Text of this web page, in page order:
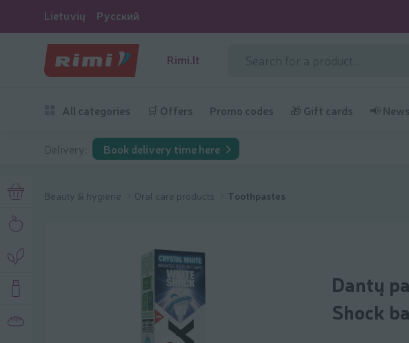
Lietuvių Русский
Rimi.lt
All categories 🛒 Offers Promo codes 🎁 Gift cards 📢 News
Delivery: Book delivery time here
Beauty & hygiene Oral care products Toothpastes
Dantų
Shock